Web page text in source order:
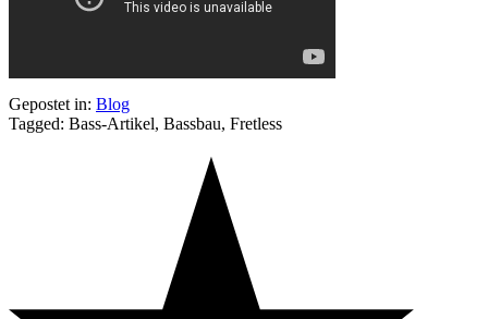
Gepostet in: Blog
Tagged: Bass-Artikel, Bassbau, Fretless